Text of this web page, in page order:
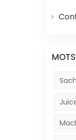
Contexte